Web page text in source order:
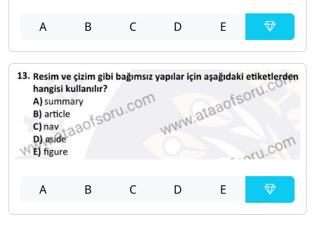
A B C D E
A B C D E